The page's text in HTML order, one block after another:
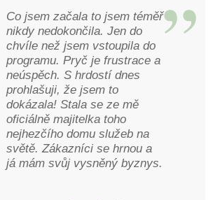
Co jsem začala to jsem téměř
nikdy nedokončila. Jen do
chvíle než jsem vstoupila do
programu. Pryč je frustrace a
neúspěch. S hrdostí dnes
prohlašuji, že jsem to
dokázala! Stala se ze mě
oficiálně majitelka toho
nejhezčího domu služeb na
světě. Zákazníci se hrnou a
já mám svůj vysněný byznys.